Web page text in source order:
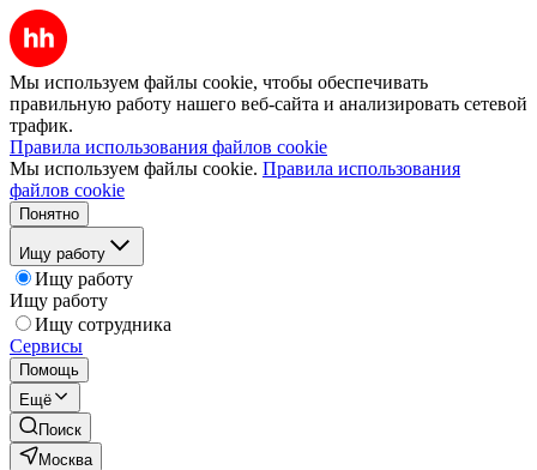
Мы используем файлы cookie, чтобы обеспечивать
правильную работу нашего веб-сайта и анализировать сетевой
трафик.
Правила использования файлов cookie
Мы используем файлы cookie. Правила использования
файлов cookie
Понятно
Ищу работу
Ищу работу
Ищу работу
Ищу сотрудника
Сервисы
Помощь
Ещё
Поиск
Москва